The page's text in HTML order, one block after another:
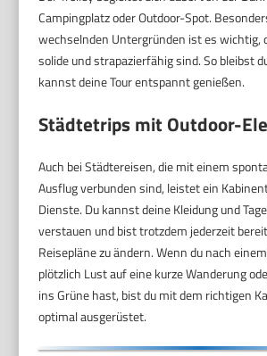
Campingplatz oder Outdoor-Spot.
wechselnden Untergründen ist es wichtig,
solide und strapazierfähig sind. So bleibst
kannst deine Tour entspannt genießen.
Städtetrips mit Outdoor-
Auch bei Städtereisen, die mit einem
Ausflug verbunden sind, leistet ein
Dienste. Du kannst deine Kleidung und
verstauen und bist trotzdem jederzeit
Reisepläne zu ändern. Wenn du nach
plötzlich Lust auf eine kurze Wanderung
ins Grüne hast, bist du mit dem richtigen
optimal ausgerüstet.